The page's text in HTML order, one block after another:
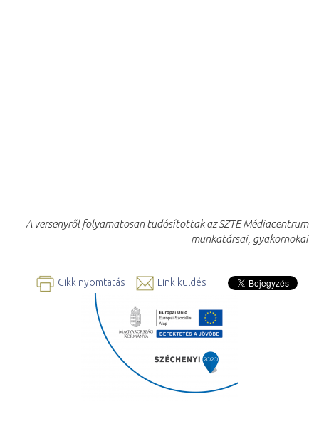
A versenyről folyamatosan tudósítottak az SZTE Médiacentrum
munkatársai, gyakornokai
Cikk nyomtatás Link küldés